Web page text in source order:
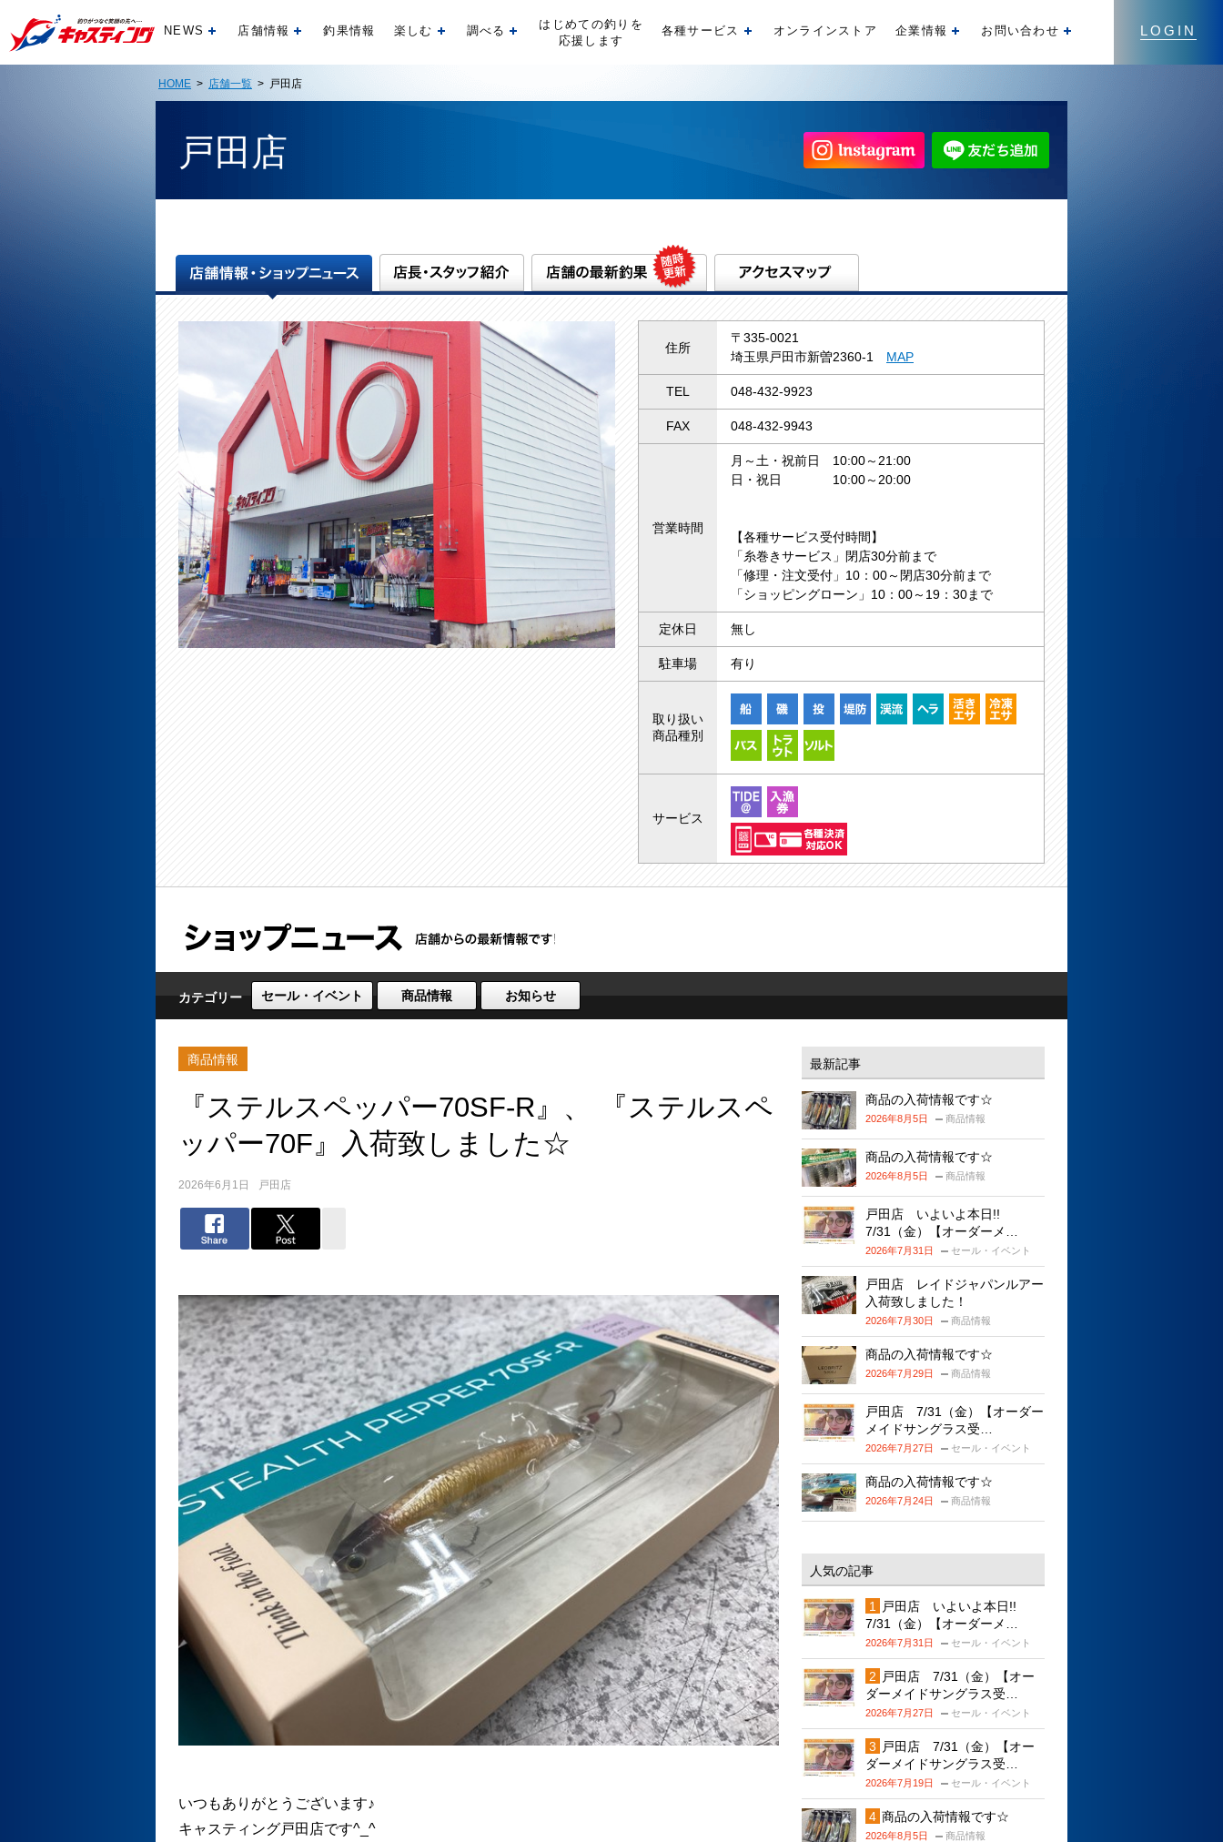
LOGIN
NEWS 開く店舗情報 開く釣果情報 楽しむ 開く調べる 開く
はじめての釣りを
応援します
各種サービス 開くオンラインストア 企業情報 開くお問い合わせ
HOME > 店舗一覧 > 戸田店
戸田店
住所
〒335-0021
埼玉県戸田市新曽2360-1 MAP
TEL 048-432-9923
FAX 048-432-9943
営業時間
月～土・祝前日 10:00～21:00
日・祝日 10:00～20:00
【各種サービス受付時間】
「糸巻きサービス」閉店30分前まで
「修理・注文受付」10：00～閉店30分前まで
「ショッピングローン」10：00～19：30まで
定休日 無し
駐車場 有り
取り扱い
商品種別
サービス
カテゴリー セール・イベント 商品情報 お知らせ
商品情報
『ステルスペッパー70SF-R』、 『ステルスペ
ッパー70F』入荷致しました☆
2026年6月1日 戸田店
いつもありがとうございます♪
キャスティング戸田店です^_^
最新記事
商品の入荷情報です☆
2026年8月5日 商品情報
商品の入荷情報です☆
2026年8月5日 商品情報
戸田店 いよいよ本日!!
7/31（金）【オーダーメ…
2026年7月31日 セール・イベント
戸田店 レイドジャパンルアー
入荷致しました！
2026年7月30日 商品情報
商品の入荷情報です☆
2026年7月29日 商品情報
戸田店 7/31（金）【オーダー
メイドサングラス受…
2026年7月27日 セール・イベント
商品の入荷情報です☆
2026年7月24日 商品情報
人気の記事
戸田店 いよいよ本日!!
7/31（金）【オーダーメ…
2026年7月31日 セール・イベント
戸田店 7/31（金）【オー
ダーメイドサングラス受…
2026年7月27日 セール・イベント
戸田店 7/31（金）【オー
ダーメイドサングラス受…
2026年7月19日 セール・イベント
商品の入荷情報です☆
2026年8月5日 商品情報